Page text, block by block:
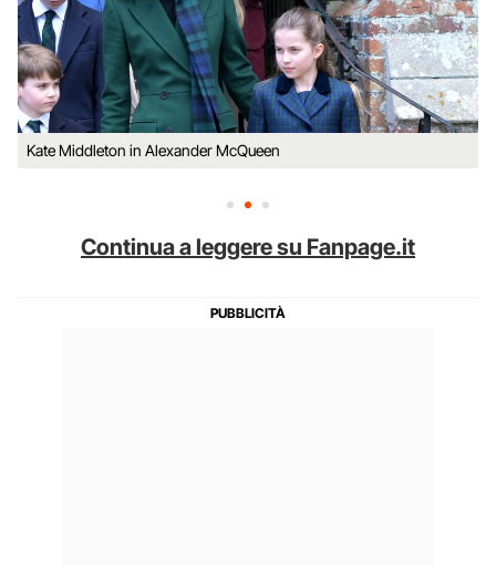
Kate Middleton in Alexander McQueen
Continua a leggere su Fanpage.it